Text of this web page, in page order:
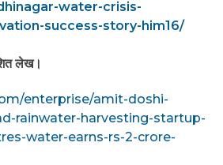
water-crisis-
success-story-him16/
लेख।
enterprise/amit-doshi-
rainwater-harvesting-startup-
water-earns-rs-2-crore-